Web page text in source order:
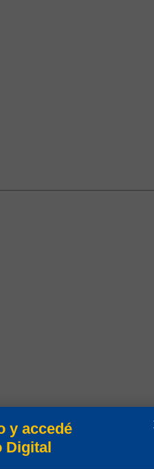
y accedé
Digital